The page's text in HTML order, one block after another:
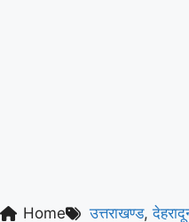
Home उत्तराखण्ड,